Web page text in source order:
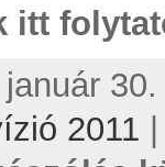
itt
január
2011